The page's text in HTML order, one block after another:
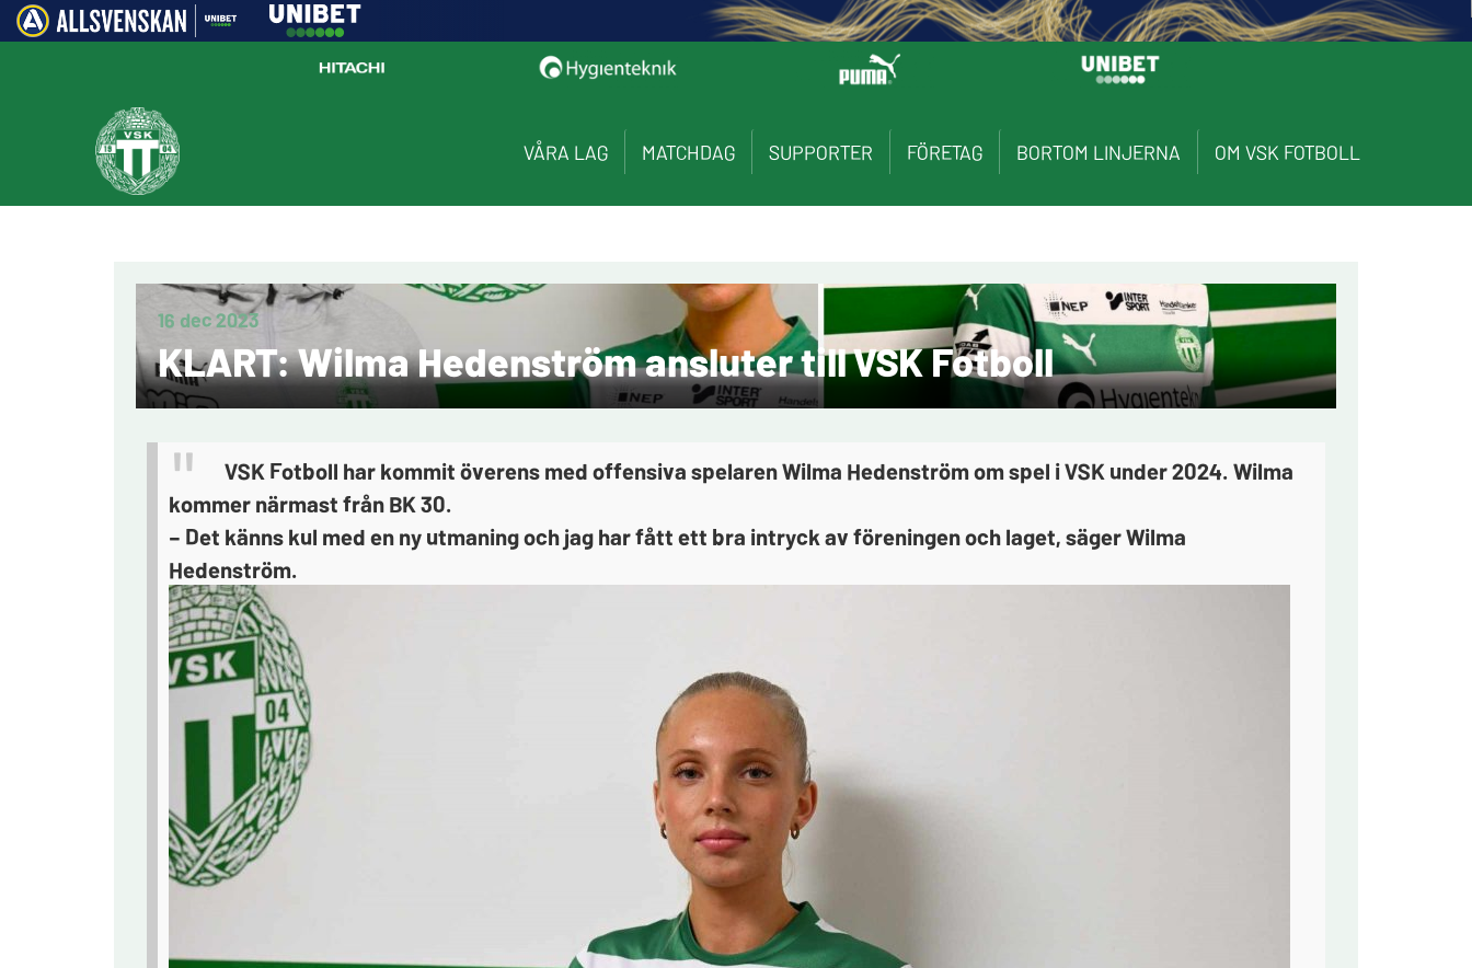
VÅRA LAG MATCHDAG SUPPORTER FÖRETAG BORTOM LINJERNA OM VSK FOTBOLL
16 dec 2023
KLART: Wilma Hedenström ansluter till VSK Fotboll
VSK Fotboll har kommit överens med offensiva spelaren Wilma Hedenström om spel i VSK under 2024. Wilma
kommer närmast från BK 30.
– Det känns kul med en ny utmaning och jag har fått ett bra intryck av föreningen och laget, säger Wilma
Hedenström.